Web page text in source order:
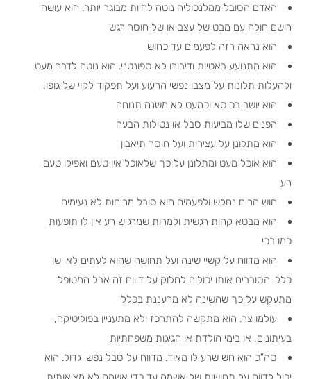
האדם הסובל ממלנכוליה נוטה להיות מבוגר יותר. הוא עושה
רושם חולה עם מבט של עצב או של חוסר רגש
הוא נראה רזה לפעמים עד כחוש
הוא מתנועע באטיות ודיבורו לא ספונטני. הוא נוטה לדבר מעט
ולהעלות תלונות על מצבו נפשי הרעוע ועל תפקוד לקוי של גופו.
הוא יושב בכיסא וכמעט לא משנה תנוחה
הפנים שלו מביעות סבל או נטולות הבעה
הוא מתלונן על עצירות ועל חוסר תיאבון
הוא אוכל מעט ומתלונן על כך שלאוכל אין טעם ואפילו טעם
רע
חוש הריח נחלש ולפעמים הוא סובל מריחות לא נעימים
הוא מבטא קהות רגשית ולמרות שמרגיש רע אין לו תופעות
כמו בכי
הוא מדווח על קשיי שינה ועל תחושה שהוא לעתים לא ישן
כלל. הסובבים אותו יכולים לחלוק על דיווח זה אבל המטופל
מתעקש על כך שהשינה לא מרעננת בכלל
עולמו צר. הוא מתקשה להתרכז ולא מתעניין בפוליטיקה,
בעיתונים, או בימי הולדת או חגיגות משפחתיות
סה"כ הוא חש שרע לו מאוד. מדווח על סבל נפשי גדול. הוא